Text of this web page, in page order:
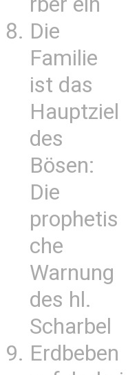
Die
Familie
ist das
Hauptziel
des
Bösen:
Die
prophetis
che
Warnung
des hl.
Scharbel
Erdbeben